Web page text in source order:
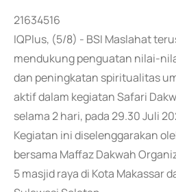
21634516
IQPlus, (5/8) - BSI Maslahat
mendukung penguatan nilai-
dan peningkatan spiritualitas
aktif dalam kegiatan Safari
selama 2 hari, pada 29.30 Juli
Kegiatan ini diselenggarakan
bersama Maffaz Dakwah
5 masjid raya di Kota Makassar